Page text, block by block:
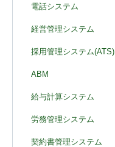
電話システム
経営管理システム
採用管理システム(ATS)
ABM
給与計算システム
労務管理システム
契約書管理システム